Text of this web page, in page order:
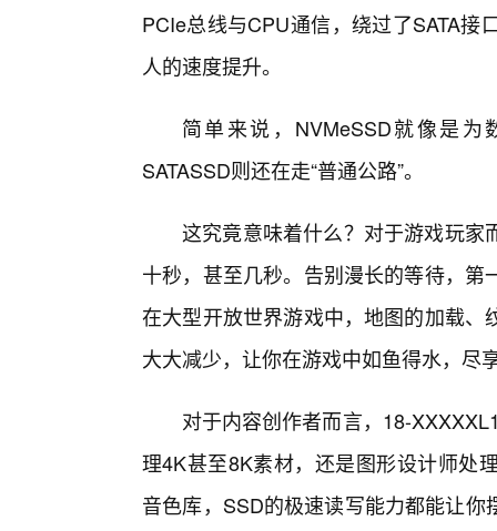
PCIe总线与CPU通信，绕过了SATA
人的速度提升。
简单来说，NVMeSSD就像是
SATASSD则还在走“普通公路”。
这究竟意味着什么？对于游戏玩家
十秒，甚至几秒。告别漫长的等待，
在大型开放世界游戏中，地图的加载
大大减少，让你在游戏中如鱼得水，尽
对于内容创作者而言，18-
理4K甚至8K素材，还是图形设计师处
音色库，SSD的极速读写能力都能让